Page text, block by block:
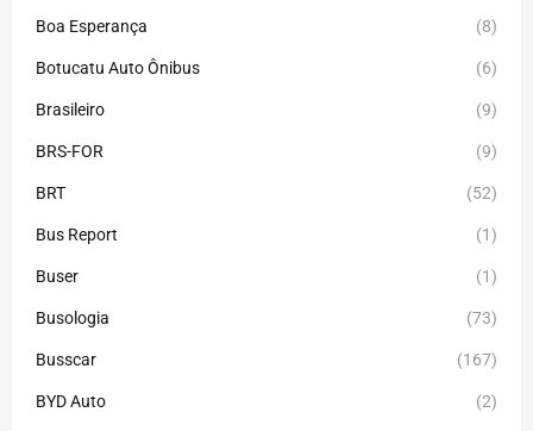
Boa Esperança (8)
Botucatu Auto Ônibus (6)
Brasileiro (9)
BRS-FOR (9)
BRT (52)
Bus Report (1)
Buser (1)
Busologia (73)
Busscar (167)
BYD Auto (2)